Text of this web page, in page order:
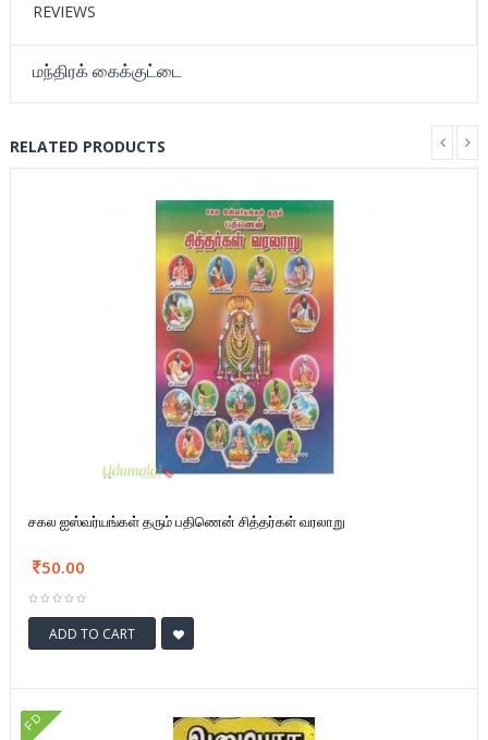
REVIEWS
மந்திரக் கைக்குட்டை
RELATED PRODUCTS
சகல ஐஸ்வர்யங்கள் தரும் பதிணென் சித்தர்கள் வரலாறு
50.00
ADD TO CART
FD